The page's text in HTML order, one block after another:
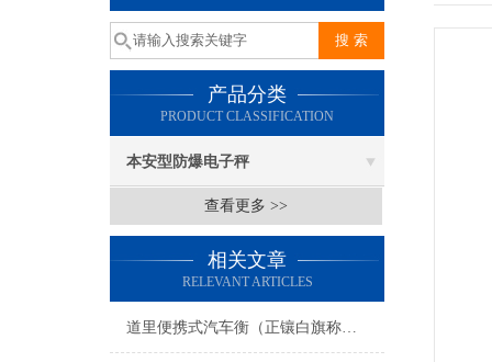
产品分类
PRODUCT CLASSIFICATION
本安型防爆电子秤
查看更多 >>
相关文章
RELEVANT ARTICLES
道里便携式汽车衡（正镶白旗称重模块）巴彦地磅维修